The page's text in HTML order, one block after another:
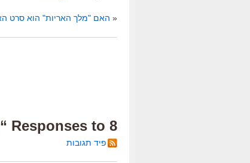
« האם "מלך האריות" הוא סרט
8 Responses to “"המפתח של שרה", ביקורת”
פיד תגובות